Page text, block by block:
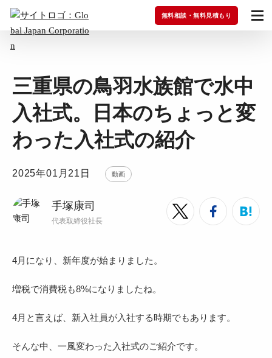
無料相談・無料見積もり
三重県の鳥羽水族館で水中
入社式。日本のちょっと変
わった入社式の紹介
2025年01月21日 動画
手塚康司
代表取締役社長
4月になり、新年度が始まりました。
増税で消費税も8%になりましたね。
4月と言えば、新入社員が入社する時期でもあります。
そんな中、一風変わった入社式のご紹介です。